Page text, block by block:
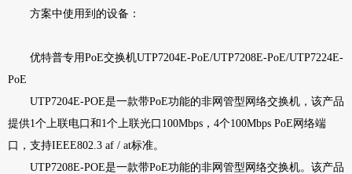
方案中使用到的设备：
优特普专用PoE交换机UTP7204E-PoE/UTP7208E-PoE/UTP7224E-
PoE
UTP7204E-POE是一款带PoE功能的非网管型网络交换机，该产品
提供1个上联电口和1个上联光口100Mbps，4个100Mbps PoE网络端
口，支持IEEE802.3 af / at标准。
UTP7208E-POE是一款带PoE功能的非网管型网络交换机。该产品